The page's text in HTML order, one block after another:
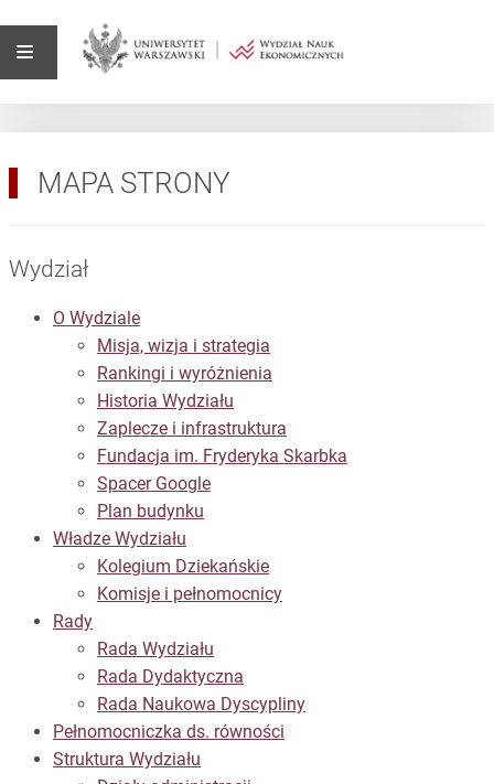
MAPA STRONY
Wydział
O Wydziale
Misja, wizja i strategia
Rankingi i wyróżnienia
Historia Wydziału
Zaplecze i infrastruktura
Fundacja im. Fryderyka Skarbka
Spacer Google
Plan budynku
Władze Wydziału
Kolegium Dziekańskie
Komisje i pełnomocnicy
Rady
Rada Wydziału
Rada Dydaktyczna
Rada Naukowa Dyscypliny
Pełnomocniczka ds. równości
Struktura Wydziału